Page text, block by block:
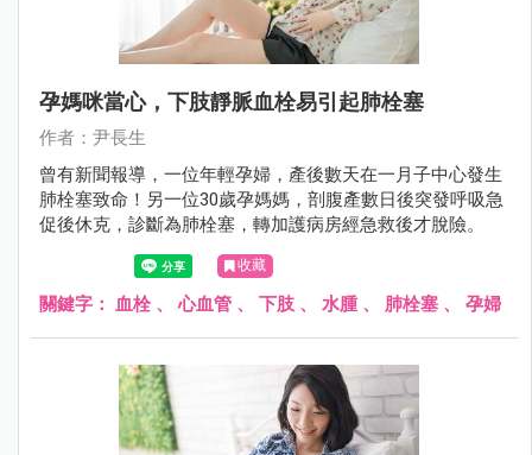
孕媽咪當心，下肢靜脈血栓易引起肺栓塞
作者：尹長生
曾有新聞報導，一位年輕孕婦，產後數天在一月子中心發生
肺栓塞致命！另一位30歲孕媽媽，剖腹產數日後突發呼吸急
促後休克，診斷為肺栓塞，轉加護病房經急救後才脫險。
收藏
關鍵字： 血栓 、心血管 、 下肢 、 水腫、 肺栓塞 、 孕婦